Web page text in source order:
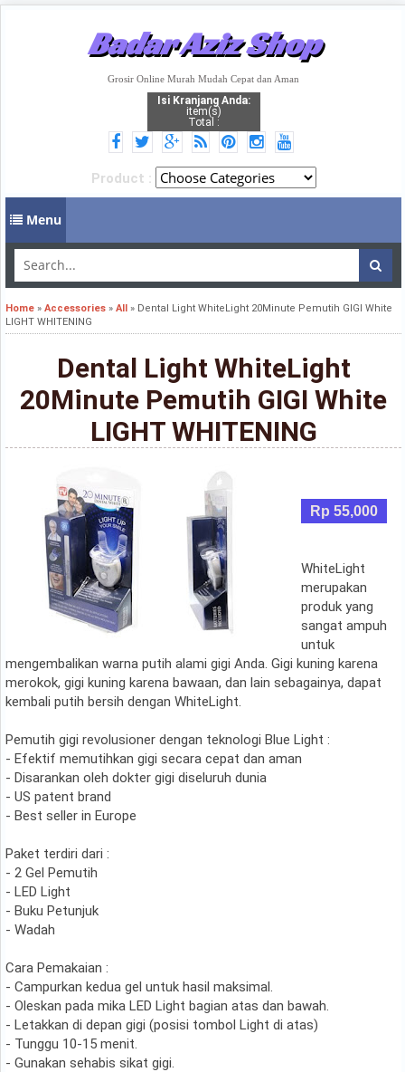
Badar Aziz Shop
Grosir Online Murah Mudah Cepat dan Aman
Isi Kranjang Anda:
item(s)
Total :
Product :
Menu
Home » Accessories » All » Dental Light WhiteLight 20Minute Pemutih GIGI White
LIGHT WHITENING
Dental Light WhiteLight
20Minute Pemutih GIGI White
LIGHT WHITENING
Rp 55,000
WhiteLight
merupakan
produk yang
sangat ampuh
untuk
mengembalikan warna putih alami gigi Anda. Gigi kuning karena
merokok, gigi kuning karena bawaan, dan lain sebagainya, dapat
kembali putih bersih dengan WhiteLight.
Pemutih gigi revolusioner dengan teknologi Blue Light :
- Efektif memutihkan gigi secara cepat dan aman
- Disarankan oleh dokter gigi diseluruh dunia
- US patent brand
- Best seller in Europe
Paket terdiri dari :
- 2 Gel Pemutih
- LED Light
- Buku Petunjuk
- Wadah
Cara Pemakaian :
- Campurkan kedua gel untuk hasil maksimal.
- Oleskan pada mika LED Light bagian atas dan bawah.
- Letakkan di depan gigi (posisi tombol Light di atas)
- Tunggu 10-15 menit.
- Gunakan sehabis sikat gigi.